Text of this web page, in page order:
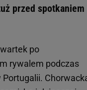
przed spotkaniem
po
rywalem podczas